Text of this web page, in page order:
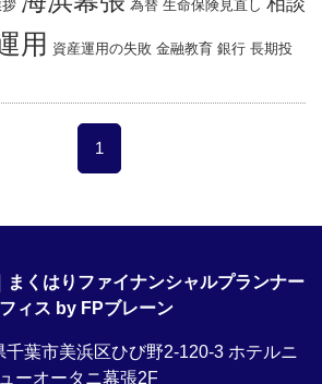
為替 生命保険見直し
用 資産運用の失敗 金融教育 銀行 長期投
1
まくはりファイナンシャルプランナー
ィス by FPブレーン
千葉市美浜区ひび野2-120-3 ホテルニ
ューオータニ幕張2F